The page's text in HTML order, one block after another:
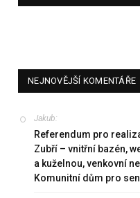
NEJNOVĚJŠÍ KOMENTÁŘE
Jakub:
Referendum pro
Zubří – vnitřní bazén,
a kuželnou, venkovní
Komunitní dům pro